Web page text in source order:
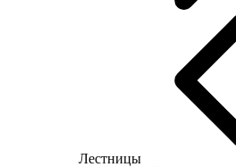
Лестницы